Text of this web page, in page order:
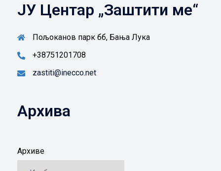
ЈУ Центар „Заштити ме“
Пољоканов парк бб, Бања Лука
+38751201708
zastiti@inecco.net
Архива
Архиве